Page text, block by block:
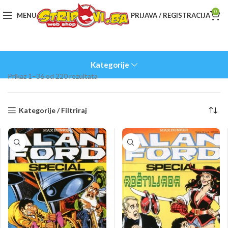
MENU PRIJAVA / REGISTRACIJA 0
Kategorije
Prikaz 1–36 od 220 rezultata
Kategorije / Filtriraj